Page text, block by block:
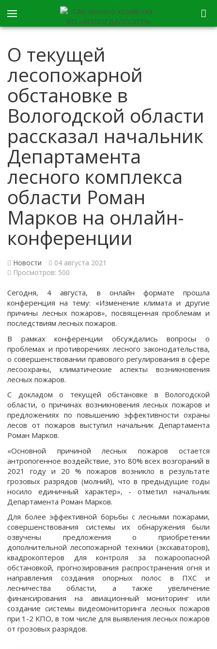
О текущей
лесопожарной
обстановке в
Вологодской области
рассказал начальник
Департамента
лесного комплекса
области Роман
Марков на онлайн-
конференции
Новости
04 августа 2021
Просмотров: 500
Сегодня, 4 августа, в онлайн формате прошла
конференция на тему: «Изменение климата и другие
причины лесных пожаров», посвященная проблемам и
последствиям лесных пожаров.
В рамках конференции обсуждались вопросы о
проблемах и противоречиях лесного законодательства,
о совершенствовании правового регулирования в сфере
лесоохраны, климатические аспекты возникновения
лесных пожаров.
С докладом о текущей обстановке в Вологодской
области, о причинах возникновения лесных пожаров и
предложениях по повышению эффективности охраны
лесов от пожаров выступил начальник Департамента
Роман Марков.
«Основной причиной лесных пожаров остается
антропогенное воздействие, это 80% всех возгораний в
2021 году и 20 % пожаров возникло в результате
грозовых разрядов (молний), что в предыдущие годы
носило единичный характер», - отметил начальник
Департамента Роман Марков.
Для более эффективной борьбы с лесными пожарами,
совершенствования системы их обнаружения были
озвучены предложения о приобретении
дополнительной лесопожарной техники (экскаваторов),
квадрокоптеров для контроля за пожароопасной
обстановкой, прогнозирования распространения огня и
направления создания опорных полос в ПХС и
лесничества области, а также увеличение
финансирования на авиационный мониторинг или
создание системы видеомониторинга лесных пожаров
при 1-2 КПО, в том числе для выявления лесных пожаров
от грозовых разрядов.